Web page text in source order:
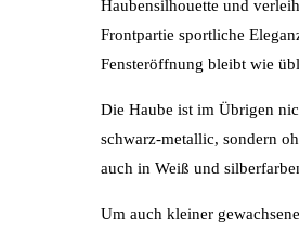
Haubensilhouette und
Frontpartie sportliche
Fensteröffnung bleibt wie
Die Haube ist im Übrigen
schwarz-metallic, sondern
auch in Weiß und
Um auch kleiner